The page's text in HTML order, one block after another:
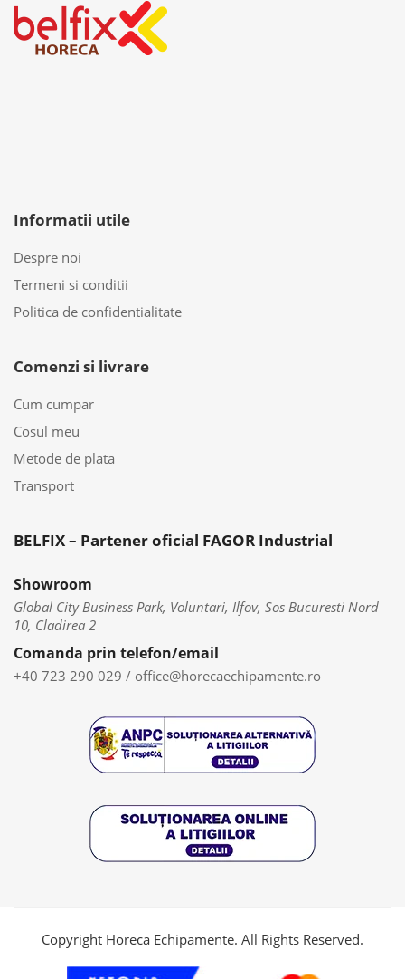
Informatii utile
Despre noi
Termeni si conditii
Politica de confidentialitate
Comenzi si livrare
Cum cumpar
Cosul meu
Metode de plata
Transport
BELFIX – Partener oficial FAGOR Industrial
Showroom
Global City Business Park, Voluntari, Ilfov, Sos Bucuresti Nord
10, Cladirea 2
Comanda prin telefon/email
+40 723 290 029 / office@horecaechipamente.ro
Copyright Horeca Echipamente. All Rights Reserved.